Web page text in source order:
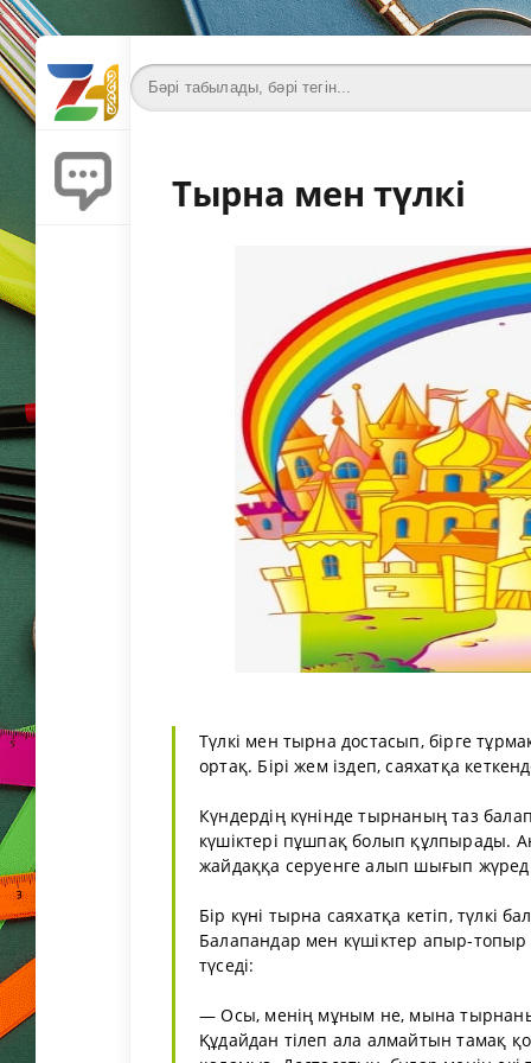
Тырна мен түлкі
Түлкі мен тырна достасып, бірге
ортақ. Бірі жем іздеп, саяхатқа
Күндердің күнінде тырнаның таз
күшіктері пұшпақ болып құлпырады.
жайдаққа серуенге алып шығып
Бір күні тырна саяхатқа кетіп,
Балапандар мен күшіктер апыр-
түседі:
— Осы, менің мұным не, мына
Құдайдан тілеп ала алмайтын тамақ